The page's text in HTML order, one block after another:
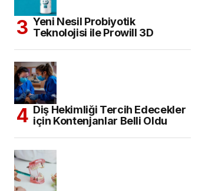
Yeni Nesil Probiyotik
Teknolojisi ile Prowill 3D
Diş Hekimliği Tercih Edecekler
için Kontenjanlar Belli Oldu